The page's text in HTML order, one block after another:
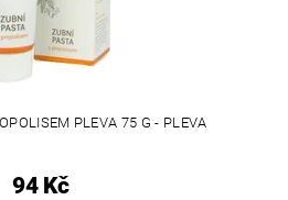
PLEVA 75 G - PLEVA
94 Kč